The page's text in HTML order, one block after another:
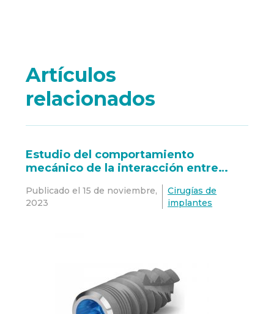
Artículos
relacionados
Estudio del comportamiento
mecánico de la interacción entre
implante dental Oxtein M12 y hueso
(tipo I, II, III y IV)
Publicado el 15 de noviembre,
2023
Cirugías de
implantes